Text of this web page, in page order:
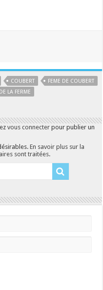
COUBERT
FEME DE COUBERT
LA FERME
vous connecter pour publier un
En savoir plus sur la
sont traitées.